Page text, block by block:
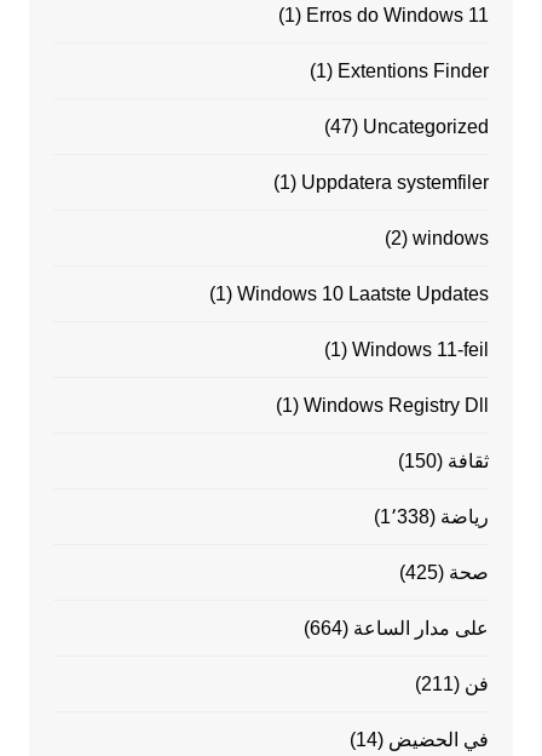
Erros do Windows 11
(1)
Extentions Finder
(1)
Uncategorized
(47)
Uppdatera systemfiler
(1)
windows
(2)
Windows 10 Laatste Updates
(1)
Windows 11-feil
(1)
Windows Registry Dll
(1)
ثقافة (150)
رياضة (1٬338)
صحة (425)
على مدار الساعة (664)
فن (211)
في الحضيض (14)